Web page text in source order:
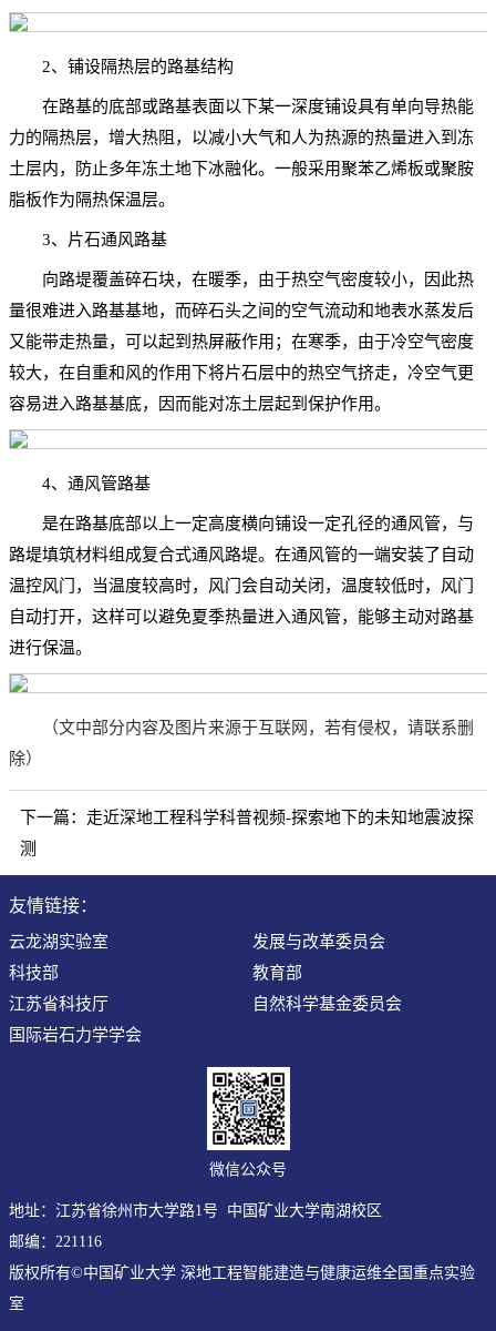
2、铺设隔热层的路基结构
在路基的底部或路基表面以下某一深度铺设具有单向导热能
力的隔热层，增大热阻，以减小大气和人为热源的热量进入到冻
土层内，防止多年冻土地下冰融化。一般采用聚苯乙烯板或聚胺
脂板作为隔热保温层。
3、片石通风路基
向路堤覆盖碎石块，在暖季，由于热空气密度较小，因此热
量很难进入路基基地，而碎石头之间的空气流动和地表水蒸发后
又能带走热量，可以起到热屏蔽作用；在寒季，由于冷空气密度
较大，在自重和风的作用下将片石层中的热空气挤走，冷空气更
容易进入路基基底，因而能对冻土层起到保护作用。
4、通风管路基
是在路基底部以上一定高度横向铺设一定孔径的通风管，与
路堤填筑材料组成复合式通风路堤。在通风管的一端安装了自动
温控风门，当温度较高时，风门会自动关闭，温度较低时，风门
自动打开，这样可以避免夏季热量进入通风管，能够主动对路基
进行保温。
（文中部分内容及图片来源于互联网，若有侵权，请联系删
除）
下一篇： 走近深地工程科学科普视频-探索地下的未知地震波探
测
友情链接：
云龙湖实验室
发展与改革委员会
科技部
教育部
江苏省科技厅
自然科学基金委员会
国际岩石力学学会
微信公众号
地址：江苏省徐州市大学路1号 中国矿业大学南湖校区
邮编：221116
版权所有©中国矿业大学 深地工程智能建造与健康运维全国重点实验
室